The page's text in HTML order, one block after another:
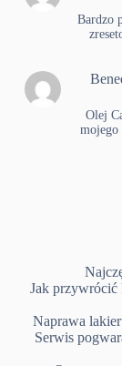
Bardzo
Olej
Jak przywrócić
Naprawa
Serwis